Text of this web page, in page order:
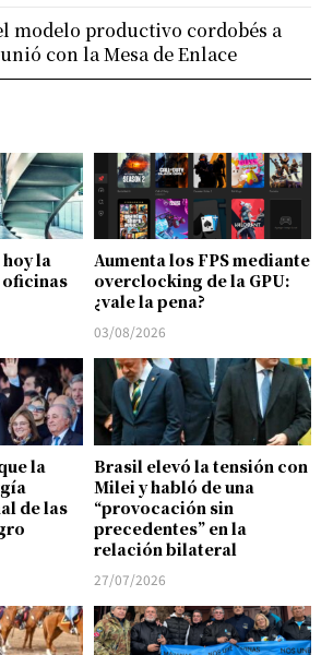
la
Aumenta los FPS mediante
overclocking de la GPU:
¿vale la pena?
03/08/2026
la
de las
Brasil elevó la tensión con
Milei y habló de una
“provocación sin
precedentes” en la
relación bilateral
27/07/2026
modelo productivo cordobés a
con la Mesa de Enlace